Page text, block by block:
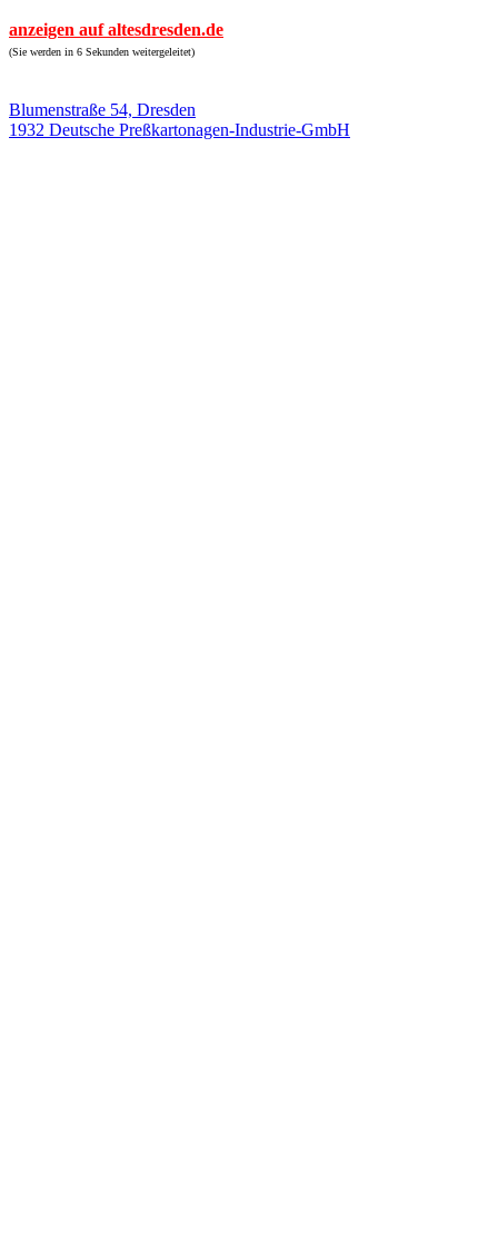
anzeigen auf altesdresden.de
(Sie werden in 6 Sekunden weitergeleitet)
Blumenstraße 54, Dresden
1932 Deutsche Preßkartonagen-Industrie-GmbH